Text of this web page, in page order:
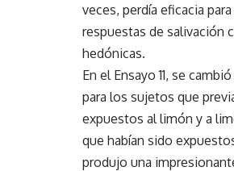
veces, perdía eficacia
respuestas de salivación
hedónicas.
En el Ensayo 11, se
para los sujetos que
expuestos al limón y a
que habían sido
produjo una